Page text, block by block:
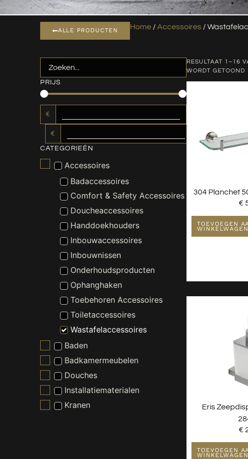
ALLE PRODUCTEN Home/Accessoires /
PRIJS
€
€
CATEGORIEËN
Accessoires
Badaccessoires
Comfort & Safety Accessoires
Doucheaccessoires
Handdoekhouders
Inbouwaccessoires
Inbouwnissen
Onderhoudsproducten
Ophanghaken
Toebehoren Accessoires
Toiletaccessoires
Wastafelaccessoires
Baden
Badkamermeubelen
Douches
Installatiematerialen
Kranen
RESULTAAT 1–16
WORDT GETOOND
304 Planchet
€
TOEVOEGEN
WINKELWAGEN
Eris
€
TOEVOEGEN
WINKELWAGEN